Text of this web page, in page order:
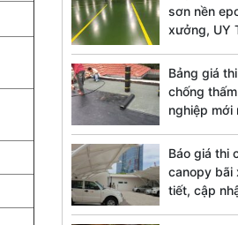
sơn nền
xưởng, UY
Bảng giá
chống
nghiệp mới
Báo giá thi
canopy bãi
tiết, cập